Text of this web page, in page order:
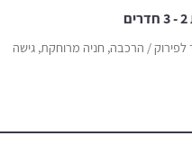
/ הרכבה, חניה מרוחקת, גישה